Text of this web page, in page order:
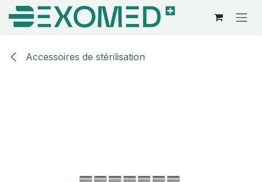
Se rendre au contenu
Accessoires de stérilisation